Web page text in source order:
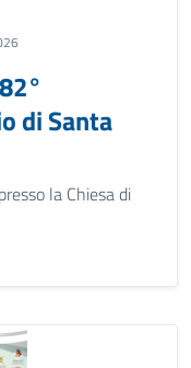
di Santa
la Chiesa di